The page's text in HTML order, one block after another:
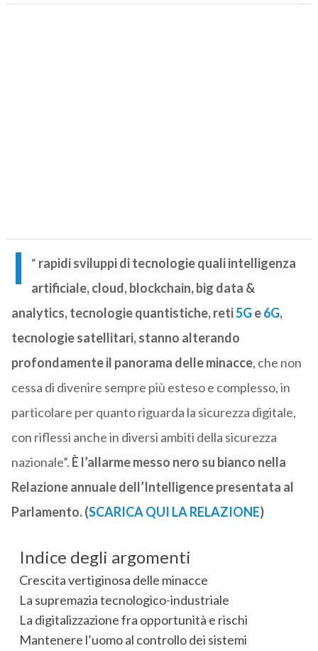
“
I
rapidi sviluppi di tecnologie quali intelligenza
artificiale, cloud, blockchain, big data &
analytics, tecnologie quantistiche, reti5Ge6G,
tecnologie satellitari, stanno alterando
profondamente il panorama delle minacce, che non
cessa di divenire sempre più esteso e complesso, in
particolare per quanto riguarda la sicurezza digitale,
con riflessi anche in diversi ambiti della sicurezza
nazionale”. È l’allarme messo nero su bianco nella
Relazione annuale dell’Intelligence presentata al
Parlamento. (SCARICA QUI LA RELAZIONE)
Indice degli argomenti
Crescita vertiginosa delle minacce
La supremazia tecnologico-industriale
La digitalizzazione fra opportunità e rischi
Mantenere l’uomo al controllo dei sistemi